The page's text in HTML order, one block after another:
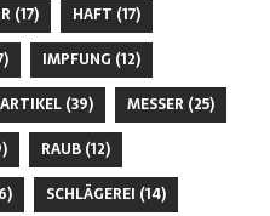
(17) HAFT (17)
IMPFUNG (12)
(39) MESSER (25)
RAUB (12)
SCHLÄGEREI (14)